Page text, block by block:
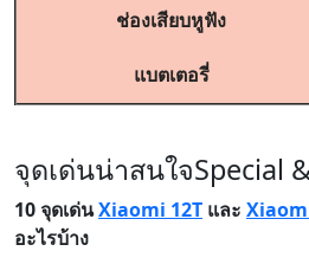
ช่องเสียบหูฟัง
แบตเตอรี่
จุดเด่นน่าสนใจSpecial
10 จุดเด่นXiaomi 12T และ
อะไรบ้าง